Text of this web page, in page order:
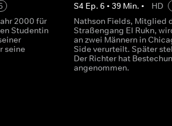
2000 für
Studentin
seine
S4 Ep.6 •39 Min. • HD
Nathson Fields, Mitglied
Straßengang El Rukn,
an zwei Männern in
Side verurteilt. Später
Der Richter hat
angenommen.